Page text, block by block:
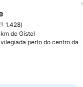
aos favoritos
1.428
de Gistel
perto do centro da